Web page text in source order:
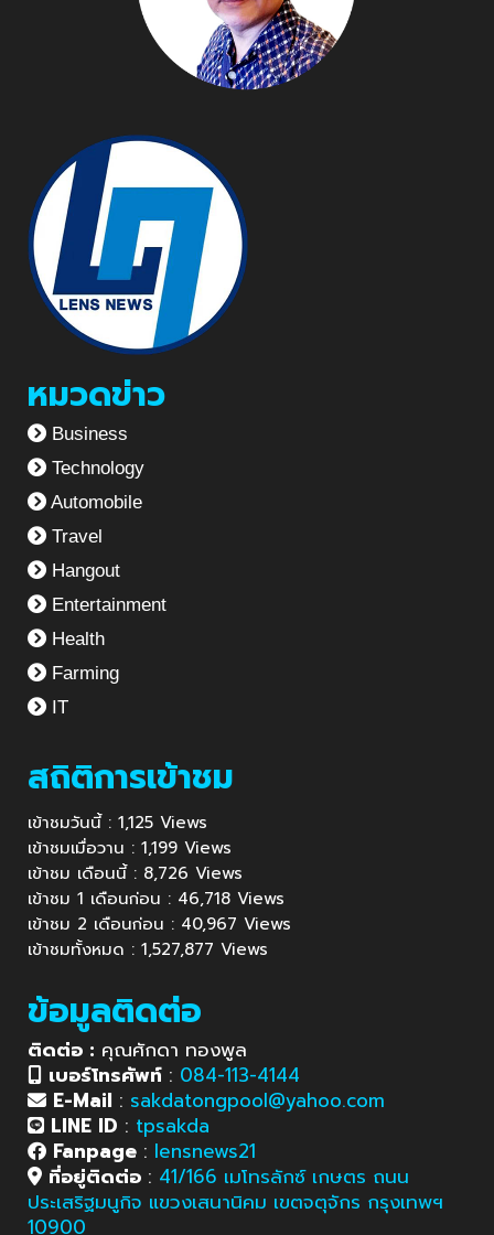
หมวดข่าว
Business
Technology
Automobile
Travel
Hangout
Entertainment
Health
Farming
IT
สถิติการเข้าชม
เข้าชมวันนี้ : 1,125 Views
เข้าชมเมื่อวาน : 1,199 Views
เข้าชม เดือนนี้ : 8,726 Views
เข้าชม 1 เดือนก่อน : 46,718 Views
เข้าชม 2 เดือนก่อน : 40,967 Views
เข้าชมทั้งหมด : 1,527,877 Views
ข้อมูลติดต่อ
ติดต่อ : คุณศักดา ทองพูล
เบอร์โทรศัพท์ : 084-113-4144
E-Mail : sakdatongpool@yahoo.com
LINE ID : tpsakda
Fanpage : lensnews21
ที่อยู่ติดต่อ : 41/166 เมโทรลักซ์ เกษตร ถนน
ประเสริฐมนูกิจ แขวงเสนานิคม เขตจตุจักร กรุงเทพฯ
10900